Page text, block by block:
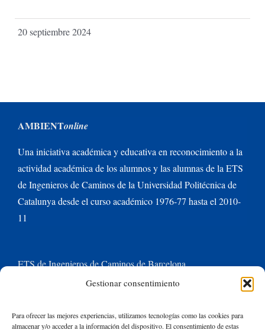
Gestionar consentimiento
Para ofrecer las mejores experiencias, utilizamos tecnologías como las cookies para
almacenar y/o acceder a la información del dispositivo. El consentimiento de estas
20 septiembre 2024
AMBIENTonline
Una iniciativa académica y educativa en reconocimiento a la
actividad académica de los alumnos y las alumnas de la ETS
de Ingenieros de Caminos de la Universidad Politécnica de
Catalunya desde el curso académico 1976-77 hasta el 2010-
11
ETS de Ingenieros de Caminos de Barcelona
Universitat Politècnica de Catalunya BarcelonaTech